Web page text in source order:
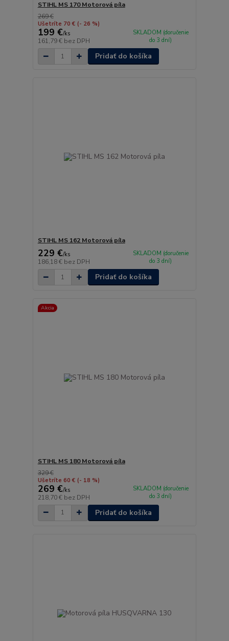
STIHL MS 170 Motorová píla
269 €
Ušetríte 70 € (- 26 %)
199 €/ks
161,79 € bez DPH
SKLADOM (doručenie
do 3 dní)
Pridať do košíka
STIHL MS 162 Motorová píla
229 €/ks
186,18 € bez DPH
SKLADOM (doručenie
do 3 dní)
Pridať do košíka
Akcia
STIHL MS 180 Motorová píla
329 €
Ušetríte 60 € (- 18 %)
269 €/ks
218,70 € bez DPH
SKLADOM (doručenie
do 3 dní)
Pridať do košíka